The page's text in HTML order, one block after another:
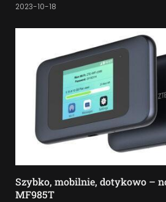
2023-10-18
Szybko, mobilnie, dotykowo –
MF985T